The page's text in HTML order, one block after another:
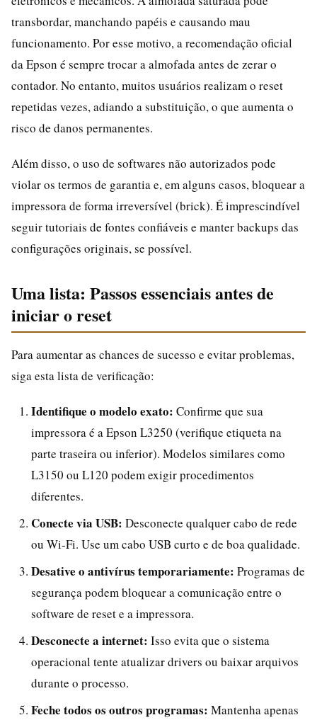
transbordar, manchando papéis e causando mau
funcionamento. Por esse motivo, a recomendação oficial
da Epson é sempre trocar a almofada antes de zerar o
contador. No entanto, muitos usuários realizam o reset
repetidas vezes, adiando a substituição, o que aumenta o
risco de danos permanentes.
Além disso, o uso de softwares não autorizados pode
violar os termos de garantia e, em alguns casos, bloquear a
impressora de forma irreversível (brick). É imprescindível
seguir tutoriais de fontes confiáveis e manter backups das
configurações originais, se possível.
Uma lista: Passos essenciais antes de
iniciar o reset
Para aumentar as chances de sucesso e evitar problemas,
siga esta lista de verificação:
Identifique o modelo exato: Confirme que sua
impressora é a Epson L3250 (verifique etiqueta na
parte traseira ou inferior). Modelos similares como
L3150 ou L120 podem exigir procedimentos
diferentes.
Conecte via USB: Desconecte qualquer cabo de rede
ou Wi-Fi. Use um cabo USB curto e de boa qualidade.
Desative o antivírus temporariamente: Programas de
segurança podem bloquear a comunicação entre o
software de reset e a impressora.
Desconecte a internet: Isso evita que o sistema
operacional tente atualizar drivers ou baixar arquivos
durante o processo.
Feche todos os outros programas: Mantenha apenas